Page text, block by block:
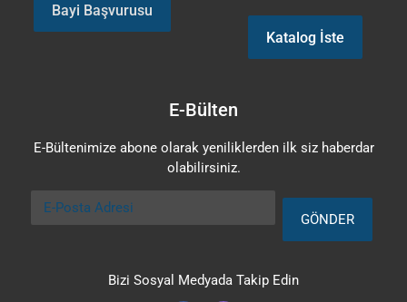
Bayi Başvurusu
Katalog İste
E-Bülten
E-Bültenimize abone olarak yeniliklerden ilk siz haberdar
olabilirsiniz.
E-Posta Adresi
GÖNDER
Bizi Sosyal Medyada Takip Edin